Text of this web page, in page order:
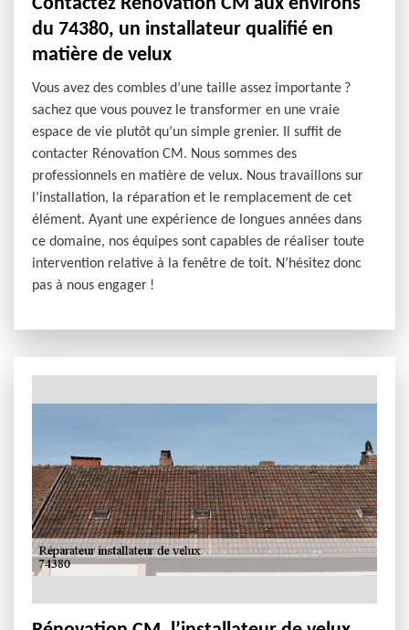
du 74380, un installateur qualifié en
matière de velux
Vous avez des combles d’une taille assez importante ?
sachez que vous pouvez le transformer en une vraie
espace de vie plutôt qu’un simple grenier. Il suffit de
contacter Rénovation CM. Nous sommes des
professionnels en matière de velux. Nous travaillons sur
l’installation, la réparation et le remplacement de cet
élément. Ayant une expérience de longues années dans
ce domaine, nos équipes sont capables de réaliser toute
intervention relative à la fenêtre de toit. N’hésitez donc
pas à nous engager !